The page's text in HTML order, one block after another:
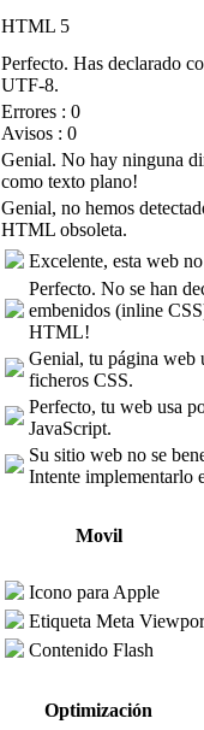
HTML 5
Perfecto. Has declarado
UTF-8.
Errores : 0
Avisos : 0
Genial. No hay ninguna
como texto plano!
Genial, no hemos
HTML obsoleta.
Excelente, esta web
Perfecto. No se han
embenidos (inline
HTML!
Genial, tu página web
ficheros CSS.
Perfecto, tu web usa
JavaScript.
Su sitio web no se
Intente implementarlo
Movil
Icono para Apple
Etiqueta Meta
Contenido Flash
Optimización